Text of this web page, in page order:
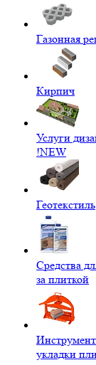
Газонная
Кирпич
Услуги
!NEW
Геотекстиль
Средства
за плиткой
укладки